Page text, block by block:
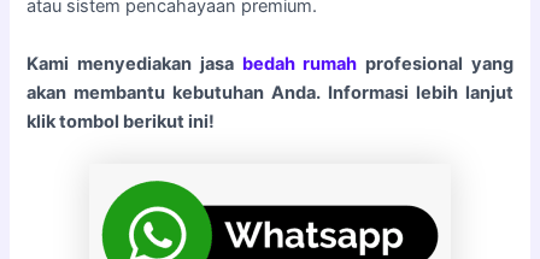
atau sistem pencahayaan premium.
Kami menyediakan jasabedah rumah profesional yang
akan membantu kebutuhan Anda. Informasi lebih lanjut
klik tombol berikut ini!